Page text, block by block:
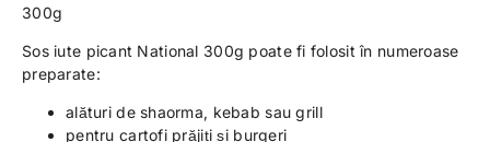
300g
Sos iute picant National 300g poate fi folosit în numeroase
preparate:
alături de shaorma, kebab sau grill
pentru cartofi prăjiți și burgeri